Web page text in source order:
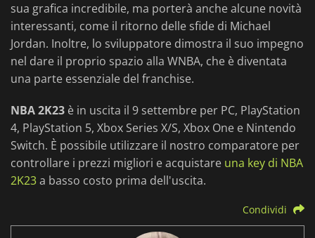
sua grafica incredibile, ma porterà anche alcune novità
interessanti, come il ritorno delle sfide di Michael
Jordan. Inoltre, lo sviluppatore dimostra il suo impegno
nel dare il proprio spazio alla WNBA, che è diventata
una parte essenziale del franchise.
NBA 2K23 è in uscita il 9 settembre per PC, PlayStation
4, PlayStation 5, Xbox Series X/S, Xbox One e Nintendo
Switch. È possibile utilizzare il nostro comparatore per
controllare i prezzi migliori e acquistare una key di NBA
2K23a basso costo prima dell'uscita.
Condividi